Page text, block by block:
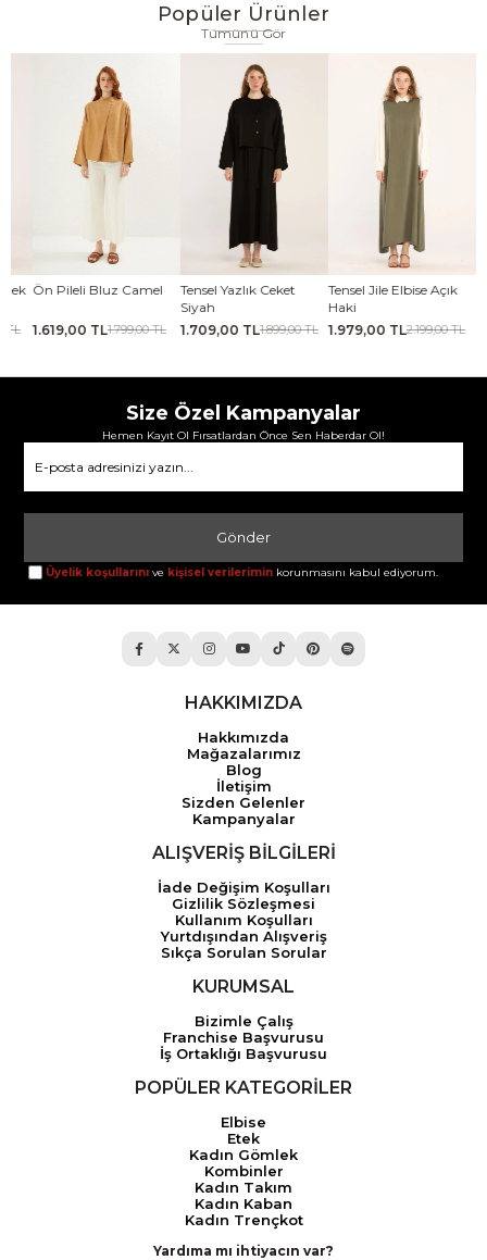
Popüler Ürünler
Tümünü Gör
Ön Pileli Bluz Camel
1.619,00 TL1.799,00 TL
Tensel Yazlık Ceket
Siyah
1.709,00 TL1.899,00 TL
Tensel Jile Elbise Açık
1.979,00 TL2.199,00 TL
Size Özel Kampanyalar
Hemen Kayıt Ol Fırsatlardan Önce Sen Haberdar Ol!
Gönder
Üyelik koşullarını ve kişisel verilerimin korunmasını kabul ediyorum.
HAKKIMIZDA
Hakkımızda
Mağazalarımız
Blog
İletişim
Sizden Gelenler
Kampanyalar
ALIŞVERİŞ BİLGİLERİ
İade Değişim Koşulları
Gizlilik Sözleşmesi
Kullanım Koşulları
Yurtdışından Alışveriş
Sıkça Sorulan Sorular
KURUMSAL
Bizimle Çalış
Franchise Başvurusu
İş Ortaklığı Başvurusu
POPÜLER KATEGORİLER
Elbise
Etek
Kadın Gömlek
Kombinler
Kadın Takım
Kadın Kaban
Kadın Trençkot
Yardıma mı ihtiyacın var?